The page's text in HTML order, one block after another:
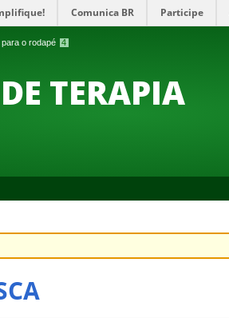
para o rodapé 4
Comunica BR Participe
TERAPIA